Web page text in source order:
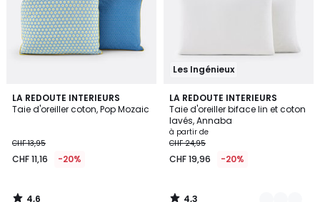
LA REDOUTE INTERIEURS
Taie d'oreiller coton, Pop Mozaic
CHF 13,95
CHF 11,16 -20%
4,6
/ 5
4,6
Les Ingénieux
LA REDOUTE INTERIEURS
Taie d'oreiller biface lin et coton
lavés, Annaba
à partir de
CHF 24,95
CHF 19,96 -20%
4,3
/ 5
8
Couleurs
4,3